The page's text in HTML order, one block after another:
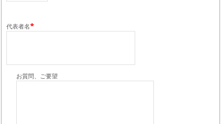
代表者名*
お質問、ご要望